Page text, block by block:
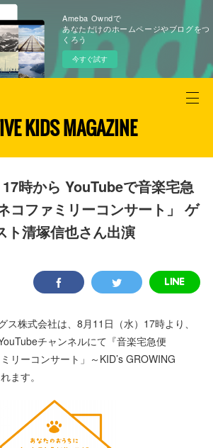
Ameba Owndで
あなただけのホームページやブログをつ
くろう
今すぐ試す
KIDS MAGAZINE
時から YouTubeで音楽宅急
コファミリーコンサート」 ゲ
ト清塚信也さん出演
ス株式会社は、8月11日（水）17時より、
チャンネルにて『音楽宅急便
リーコンサート」～KID’s GROWING
ます。